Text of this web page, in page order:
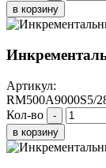
в корзину
Артикул:
RM500A9000S5/
Кол-во
-
в корзину